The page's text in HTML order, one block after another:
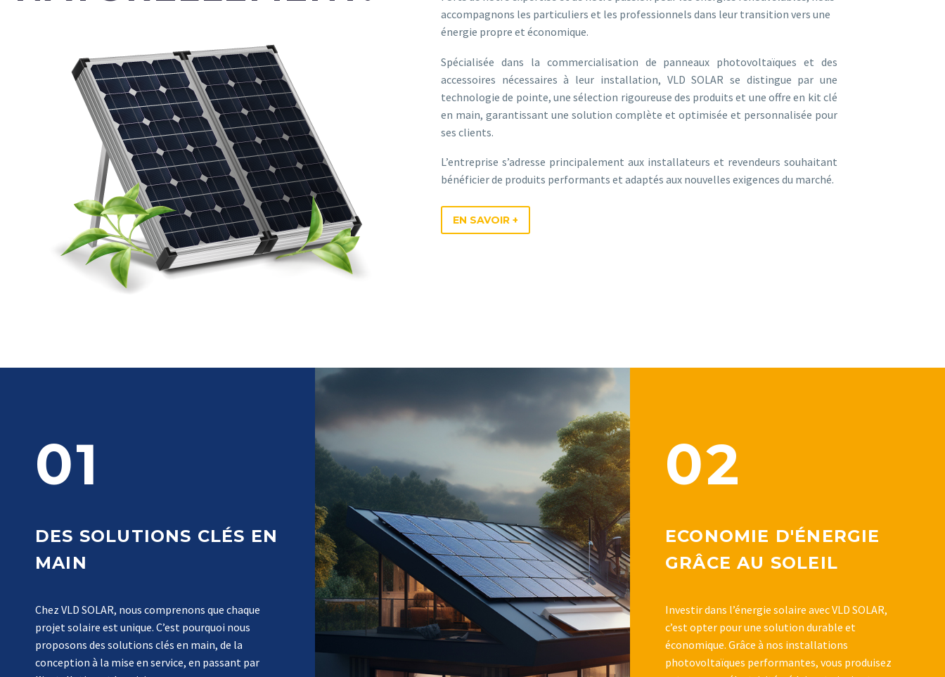
accompagnons les particuliers et les professionnels dans leur transition vers une
énergie propre et économique.
Spécialisée dans la commercialisation de panneaux photovoltaïques et des
accessoires nécessaires à leur installation, VLD SOLAR se distingue par une
technologie de pointe, une sélection rigoureuse des produits et une offre en kit clé
en main, garantissant une solution complète et optimisée et personnalisée pour
ses clients.
L’entreprise s’adresse principalement aux installateurs et revendeurs souhaitant
bénéficier de produits performants et adaptés aux nouvelles exigences du marché.
EN SAVOIR +
01
DES SOLUTIONS CLÉS EN
MAIN
Chez VLD SOLAR, nous comprenons que chaque
projet solaire est unique. C’est pourquoi nous
proposons des solutions clés en main, de la
conception à la mise en service, en passant par
02
ECONOMIE D'ÉNERGIE
GRÂCE AU SOLEIL
Investir dans l’énergie solaire avec VLD SOLAR,
c’est opter pour une solution durable et
économique. Grâce à nos installations
photovoltaïques performantes, vous produisez